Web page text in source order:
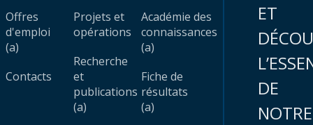
Offres
d'emploi
(a)
Contacts
Projets et
opérations
Recherche
et
publications
(a)
Académie des
connaissances
(a)
Fiche de
résultats
(a)
ET
DE
NOTRE